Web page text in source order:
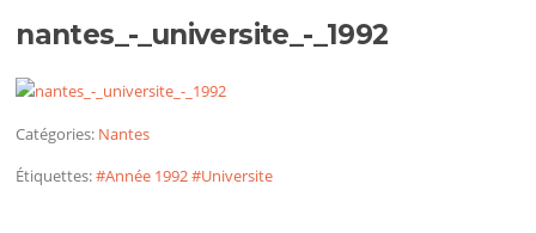
nantes_-_universite_-_1992
Catégories: Nantes
Étiquettes:#Année 1992#Universite